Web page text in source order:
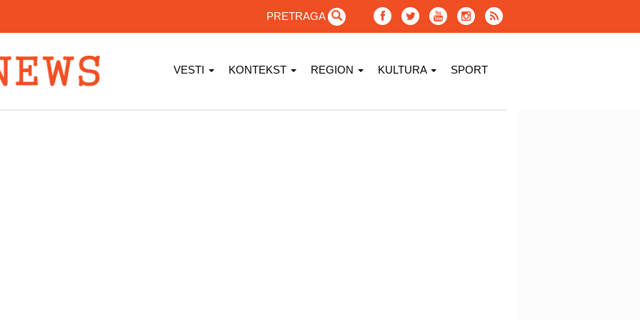
PRETRAGA
VESTI KONTEKST REGION KULTURA SPORT